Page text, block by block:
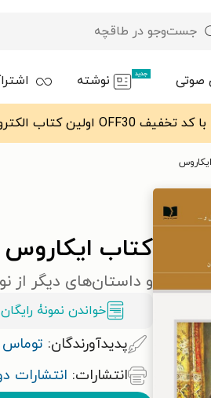
صوتی جدید نوشته
با کد تخفیف OFF30 اولین کتاب الکترونیکی یا صوتی‌ات را با ۳۰٪ تخفیف از طاقچه دریافت کن.
کتاب ایکاروس
و داستان‌های دیگر از
خواندن نمونۀ رایگان
پدیدآورندگان: توماس
انتشارات: انتشارات